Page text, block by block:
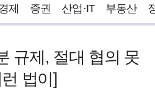
제 증권 산업·IT 부동산
규제, 절대 협의 못
법이]